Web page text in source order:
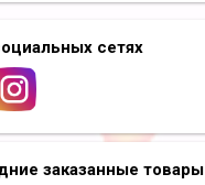
сетях
заказанные товары